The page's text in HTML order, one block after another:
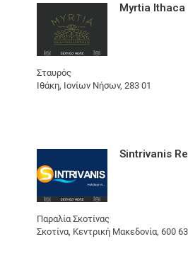
Μyrtia Ithaca
Σταυρός
Ιθάκη, Ιονίων Νήσων, 283 01
Sintrivanis
Παραλία Σκοτίνας
Σκοτίνα, Κεντρική Μακεδονία, 600 63